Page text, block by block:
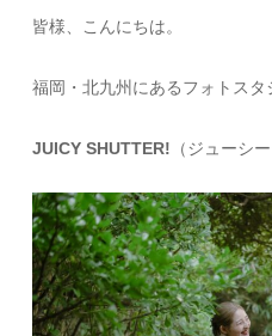
皆様、こんにちは。
福岡・北九州にあるフォトスタ
JUICY SHUTTER! （ジューシ